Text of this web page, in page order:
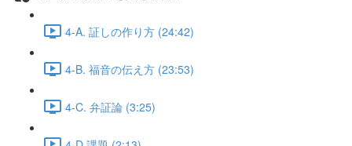
4-A. 証しの作り方 (24:42)
4-B. 福音の伝え方 (23:53)
4-C. 弁証論 (3:25)